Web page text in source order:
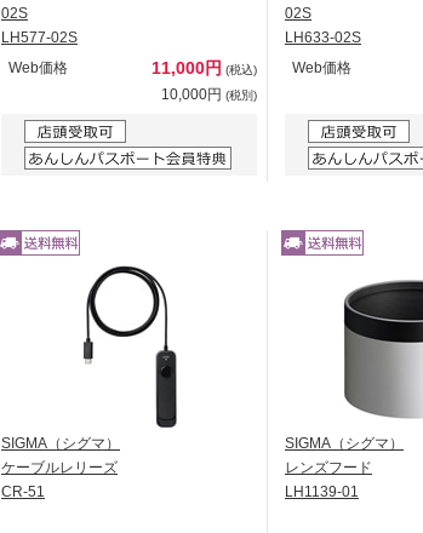
02S
LH577-02S
Web価格
11,000円 (税込)
10,000円 (税別)
02S
LH633-02S
Web価格
SIGMA（シグマ）
ケーブルレリーズ
CR-51
SIGMA（シグマ）
レンズフード
LH1139-01